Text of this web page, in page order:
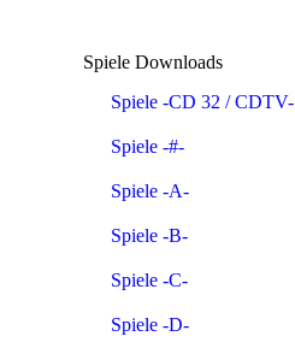
Spiele Downloads
Spiele -CD 32 / CDTV-
Spiele -#-
Spiele -A-
Spiele -B-
Spiele -C-
Spiele -D-